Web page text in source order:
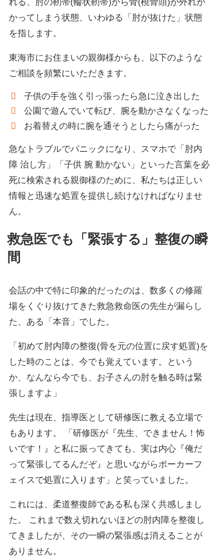
かってしまう状態、いわゆる「肘が抜けた」状態
を指します。
東海市にお住まいの親御様からも、以下のような
ご相談を頻繁にいただきます。
子供の手を強く引っ張ったら急に泣き出した
公園で遊んでいて転び、腕を動かさなくなった
お着替えの時に腕を通そうとしたら痛がった
急なトラブルでパニックになり、スマホで「肘内
障 治し方」「子供 腕 動かない」といった言葉を必
死に検索される親御様のために、私たちは正しい
情報と迅速な処置を提供し続けなければなりませ
ん。
救急医でも「緊張する」整復の瞬
間
会話の中で特に印象的だったのは、数多くの修羅
場をくぐり抜けてきた救急救命医の先生が漏らし
た、ある「本音」でした。
「初めて肘内障の整復(骨を元の位置に戻す処置)を
した時のことは、今でも覚えています。という
か、なんなら今でも、お子さんの肘を触る時は緊
張しますよ」
先生は現在、指導医として研修医に教える立場で
もあります。 「研修医が『先生、できません！怖
いです！』と私に振ってきても、実は内心『俺だ
って緊張してるんだぞ』と思いながらポーカーフ
ェイスで処置に入ります」と笑っていました。
これには、柔道整復師である私も深く共感しまし
た。 これまで数え切れないほどの肘内障を整復し
てきましたが、その一瞬の緊張感は消えることが
ありません。